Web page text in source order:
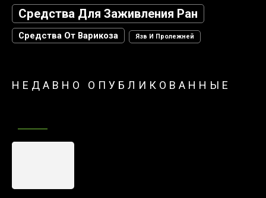
Средства Для Заживления Ран
Средства От Варикоза Язв И Пролежней
НЕДАВНО ОПУБЛИКОВАННЫЕ